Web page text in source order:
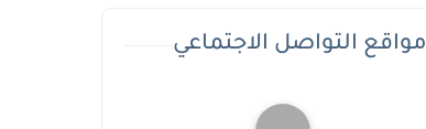
مواقع التواصل الاجتماعي